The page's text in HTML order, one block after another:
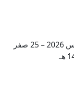
السبت, 08 أغسطس 2026 – 25 صفر